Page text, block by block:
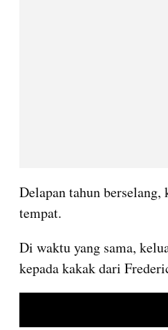
Delapan tahun
tempat.
Di waktu yang sama,
kepada kakak dari